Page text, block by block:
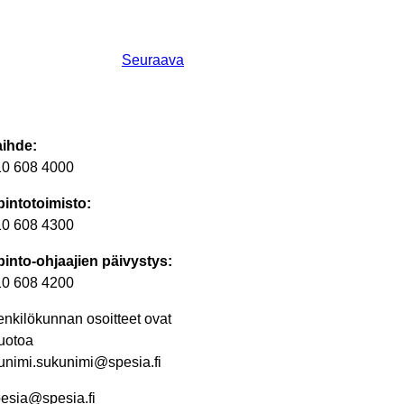
Seuraava
608 4000
608 4300
ohjaajien päivystys:
608 4200
osoitteet ovat